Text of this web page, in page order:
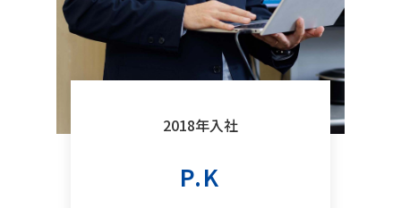
2018年入社
P.K